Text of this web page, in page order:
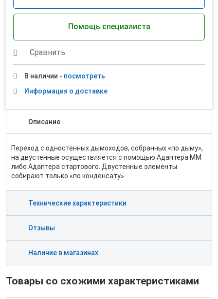
Помощь специалиста
Сравнить
В наличии - посмотреть
Информация о доставке
Описание
Переход с одностенных дымоходов, собранных «по дыму»,
на двустенные осуществляется с помощью Адаптера ММ
либо Адаптера стартового. Двустенные элементы
собирают только «по конденсату».
Технические характеристики
Отзывы
Наличие в магазинах
Товары со схожими характеристиками